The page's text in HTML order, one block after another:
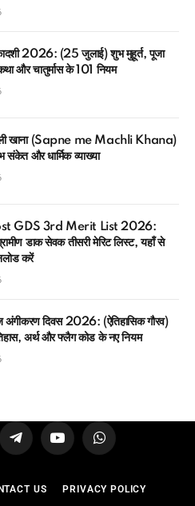
2026: (25 जुलाई) शुभ मुहूर्त, पूजा
और चातुर्मास के 101 नियम
खाना (Sapne me Machli Khana)
और धार्मिक व्याख्या
GDS 3rd Merit List 2026:
डाक सेवक तीसरी मेरिट लिस्ट, यहाँ से
करें
अंगीकरण दिवस 2026: (ऐतिहासिक गौरव)
अर्थ और फ्लैग कोड के नए नियम
TelegramYouTubeWhatsApp